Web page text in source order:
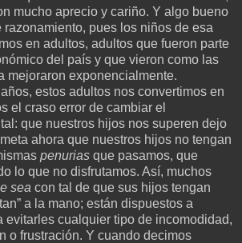
mucho aprecio y cariño. Y algo bueno
pues los niños de esa
en adultos, adultos que fueron parte
del país y que vieron como las
mejoraron exponencialmente.
estos adultos nos convertimos en
el craso error de cambiar el
que nuestros hijos nos superen dejo
ahora que nuestros hijos no tengan
penurias que pasamos, que
lo que no disfrutamos. Así, muchos
sea con tal de que sus hijos tengan
a la mano; están dispuestos a
evitarles cualquier tipo de incomodidad,
o frustración. Y cuando decimos